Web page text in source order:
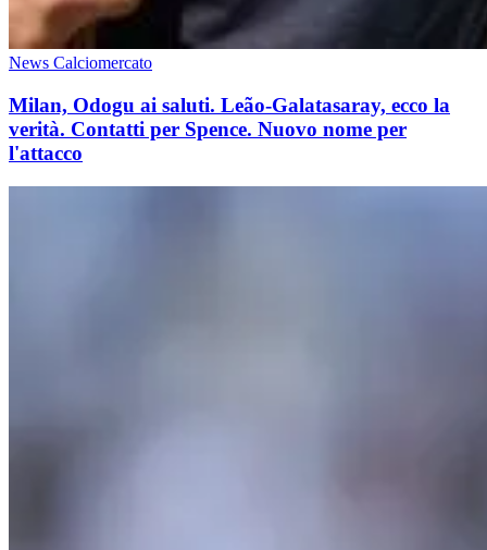
News Calciomercato
Milan, Odogu ai saluti. Leão-Galatasaray, ecco la
verità. Contatti per Spence. Nuovo nome per
l'attacco